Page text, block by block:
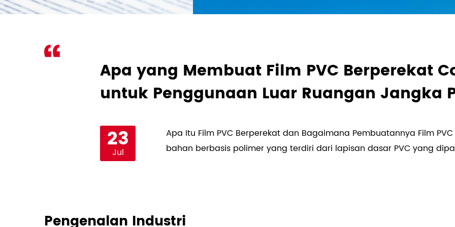
Apa yang Membuat Film PVC Berperekat
untuk Penggunaan Luar Ruangan Jangka
23
Jul
Apa Itu Film PVC Berperekat dan Bagaimana Pembuatannya Film
bahan berbasis polimer yang terdiri dari lapisan dasar PVC yang
Pengenalan Industri